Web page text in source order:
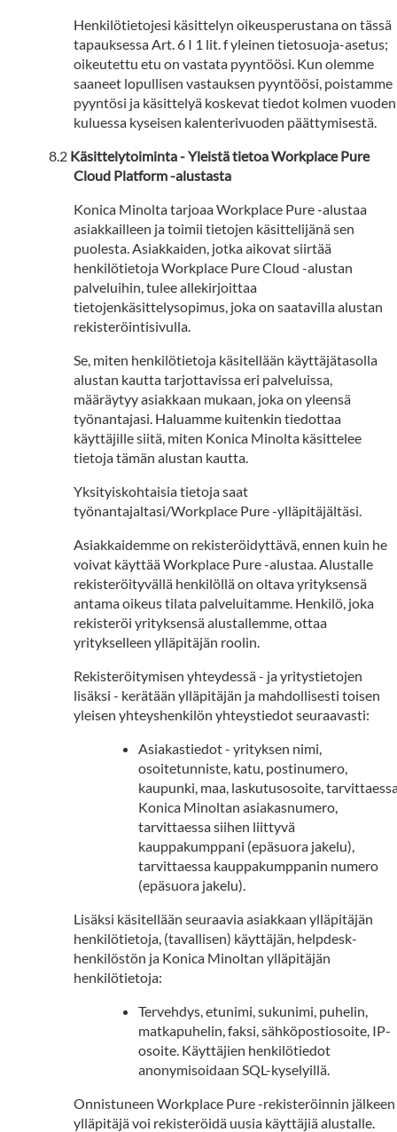
Henkilötietojesi käsittelyn oikeusperustana on tässä
tapauksessa Art. 6 I 1 lit. f yleinen tietosuoja-asetus;
oikeutettu etu on vastata pyyntöösi. Kun olemme
saaneet lopullisen vastauksen pyyntöösi, poistamme
pyyntösi ja käsittelyä koskevat tiedot kolmen vuoden
kuluessa kyseisen kalenterivuoden päättymisestä.
Käsittelytoiminta - Yleistä tietoa Workplace Pure
Cloud Platform -alustasta
Konica Minolta tarjoaa Workplace Pure -alustaa
asiakkailleen ja toimii tietojen käsittelijänä sen
puolesta. Asiakkaiden, jotka aikovat siirtää
henkilötietoja Workplace Pure Cloud -alustan
palveluihin, tulee allekirjoittaa
tietojenkäsittelysopimus, joka on saatavilla alustan
rekisteröintisivulla.
Se, miten henkilötietoja käsitellään käyttäjätasolla
alustan kautta tarjottavissa eri palveluissa,
määräytyy asiakkaan mukaan, joka on yleensä
työnantajasi. Haluamme kuitenkin tiedottaa
käyttäjille siitä, miten Konica Minolta käsittelee
tietoja tämän alustan kautta.
Yksityiskohtaisia tietoja saat
työnantajaltasi/Workplace Pure -ylläpitäjältäsi.
Asiakkaidemme on rekisteröidyttävä, ennen kuin he
voivat käyttää Workplace Pure -alustaa. Alustalle
rekisteröityvällä henkilöllä on oltava yrityksensä
antama oikeus tilata palveluitamme. Henkilö, joka
rekisteröi yrityksensä alustallemme, ottaa
yritykselleen ylläpitäjän roolin.
Rekisteröitymisen yhteydessä - ja yritystietojen
lisäksi - kerätään ylläpitäjän ja mahdollisesti toisen
yleisen yhteyshenkilön yhteystiedot seuraavasti:
Asiakastiedot - yrityksen nimi,
osoitetunniste, katu, postinumero,
kaupunki, maa, laskutusosoite,
Konica Minoltan asiakasnumero,
tarvittaessa siihen liittyvä
kauppakumppani (epäsuora jakelu),
tarvittaessa kauppakumppanin numero
(epäsuora jakelu).
Lisäksi käsitellään seuraavia asiakkaan ylläpitäjän
henkilötietoja, (tavallisen) käyttäjän, helpdesk-
henkilöstön ja Konica Minoltan ylläpitäjän
henkilötietoja:
Tervehdys, etunimi, sukunimi, puhelin,
matkapuhelin, faksi, sähköpostiosoite, IP-
osoite. Käyttäjien henkilötiedot
anonymisoidaan SQL-kyselyillä.
Onnistuneen Workplace Pure -rekisteröinnin jälkeen
ylläpitäjä voi rekisteröidä uusia käyttäjiä alustalle.